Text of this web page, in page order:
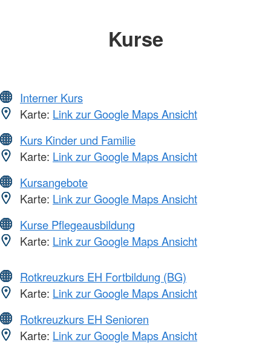
Kurse
Interner Kurs
Karte: Link zur Google Maps Ansicht
Kurs Kinder und Familie
Karte: Link zur Google Maps Ansicht
Kursangebote
Karte: Link zur Google Maps Ansicht
Kurse Pflegeausbildung
Karte: Link zur Google Maps Ansicht
Rotkreuzkurs EH Fortbildung (BG)
Karte: Link zur Google Maps Ansicht
Rotkreuzkurs EH Senioren
Karte: Link zur Google Maps Ansicht